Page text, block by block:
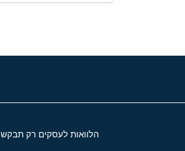
הלוואות לעסקים רק תבקש